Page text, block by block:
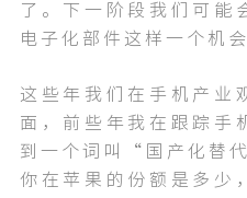
了。下一阶段我们可能
电子化部件这样一个机会
这些年我们在手机产业
面，前些年我在跟踪手
到一个词叫“国产化替
你在苹果的份额是多少